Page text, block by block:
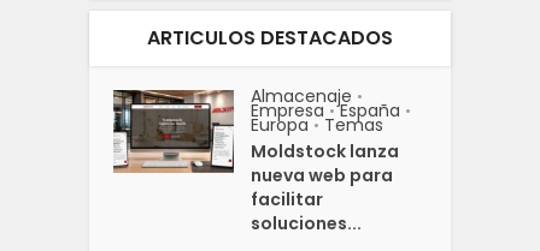
ARTICULOS DESTACADOS
Almacenaje •
Empresa • España •
Europa • Temas
Moldstock lanza
nueva web para
facilitar
soluciones...